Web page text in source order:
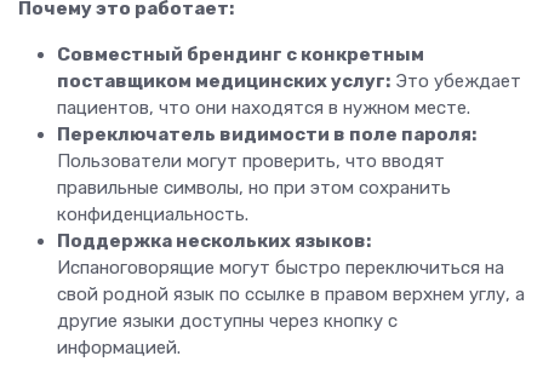
Почему это работает:
Совместный брендинг с конкретным
поставщиком медицинских услуг: Это убеждает
пациентов, что они находятся в нужном месте.
Переключатель видимости в поле пароля:
Пользователи могут проверить, что вводят
правильные символы, но при этом сохранить
конфиденциальность.
Поддержка нескольких языков:
Испаноговорящие могут быстро переключиться на
свой родной язык по ссылке в правом верхнем углу, а
другие языки доступны через кнопку с
информацией.